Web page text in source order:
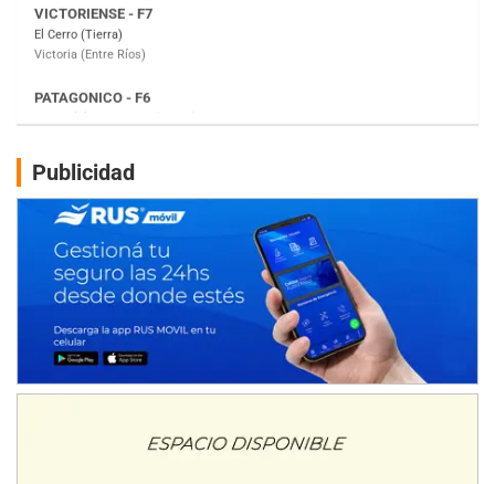
Gral. E. Godoy (Río Negro)
CSK - F7
Humboldt (Santa Fe)
Ciudad de Avellaneda (Asfalto)
Avellaneda (Santa Fe)
SUR SANTAFESINO - F4
José Samuel Sánchez (Tierra)
Rufino (Santa Fe)
Juan Navarro (Asfalto)
El Timbó (Tucumán)
COBERTURA ESPECIAL DE E-KART.COM.AR
IAME SERIES ARGENTINA 6
Publicidad